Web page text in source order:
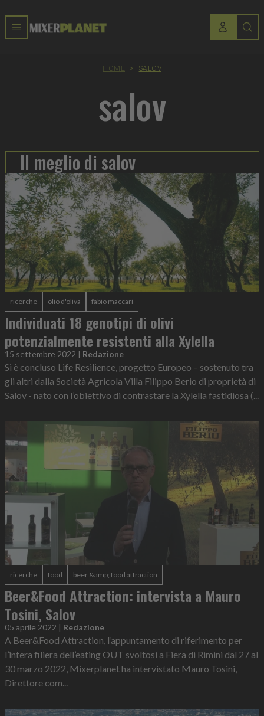
HOME > SALOV
salov
Il meglio di salov
ricerche olio d'oliva fabio maccari
Individuati 18 genotipi di olivi
potenzialmente resistenti alla Xylella
15 settembre 2022 | Redazione
Si è concluso Life Resilience, progetto Europeo – sostenuto tra
gli altri dalla Società Agricola Villa Filippo Berio di proprietà di
Salov - nato con l’obiettivo di contrastare la Xylella fastidiosa (...
ricerche food beer &amp; food attraction
Beer&Food Attraction: intervista a Mauro
Tosini, Salov
05 aprile 2022 | Redazione
A Beer&Food Attraction, l’appuntamento di riferimento per
l’intera filiera dell’eating OUT svoltosi a Fiera di Rimini dal 27 al
30 marzo 2022, Mixerplanet ha intervistato Mauro Tosini,
Direttore com...